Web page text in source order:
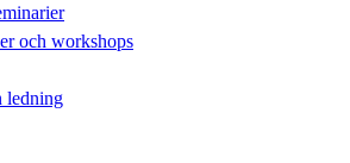
och workshops
ledning